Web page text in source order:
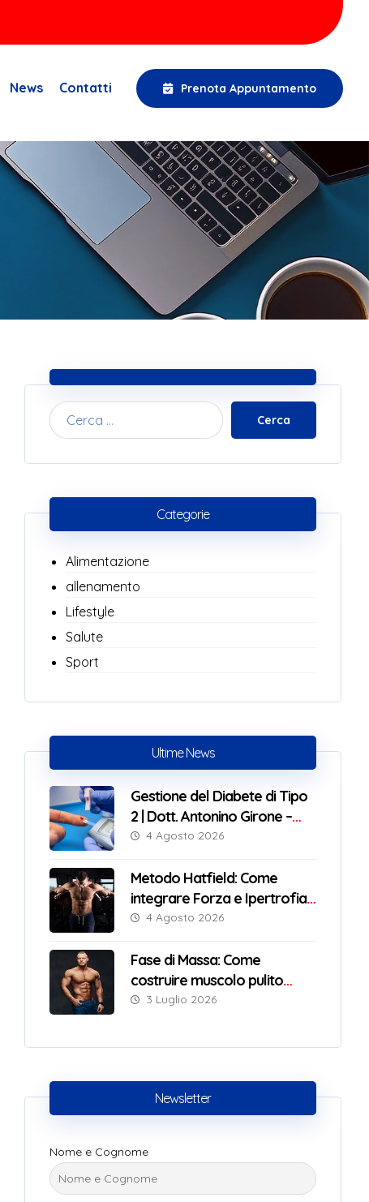
Prenota Appuntamento
News Contatti
Cerca
Categorie
Alimentazione
allenamento
Lifestyle
Salute
Sport
Ultime News
Gestione del Diabete di Tipo
2 | Dott. Antonino Girone –
Nutrizionista Messina
4 Agosto 2026
Metodo Hatfield: Come
integrare Forza e Ipertrofia
con successo
4 Agosto 2026
Fase di Massa: Come
costruire muscolo pulito
senza ingrassare
3 Luglio 2026
Newsletter
Nome e Cognome